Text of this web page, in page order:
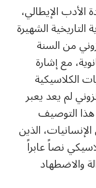
الأدب الإيطالي،
التاريخية الشهيرة
من السنة
مع إشارة
الكلاسيكية
لم يعد يعبر
التوصيف
الذين
نصاً عابراً
والاضطهاد